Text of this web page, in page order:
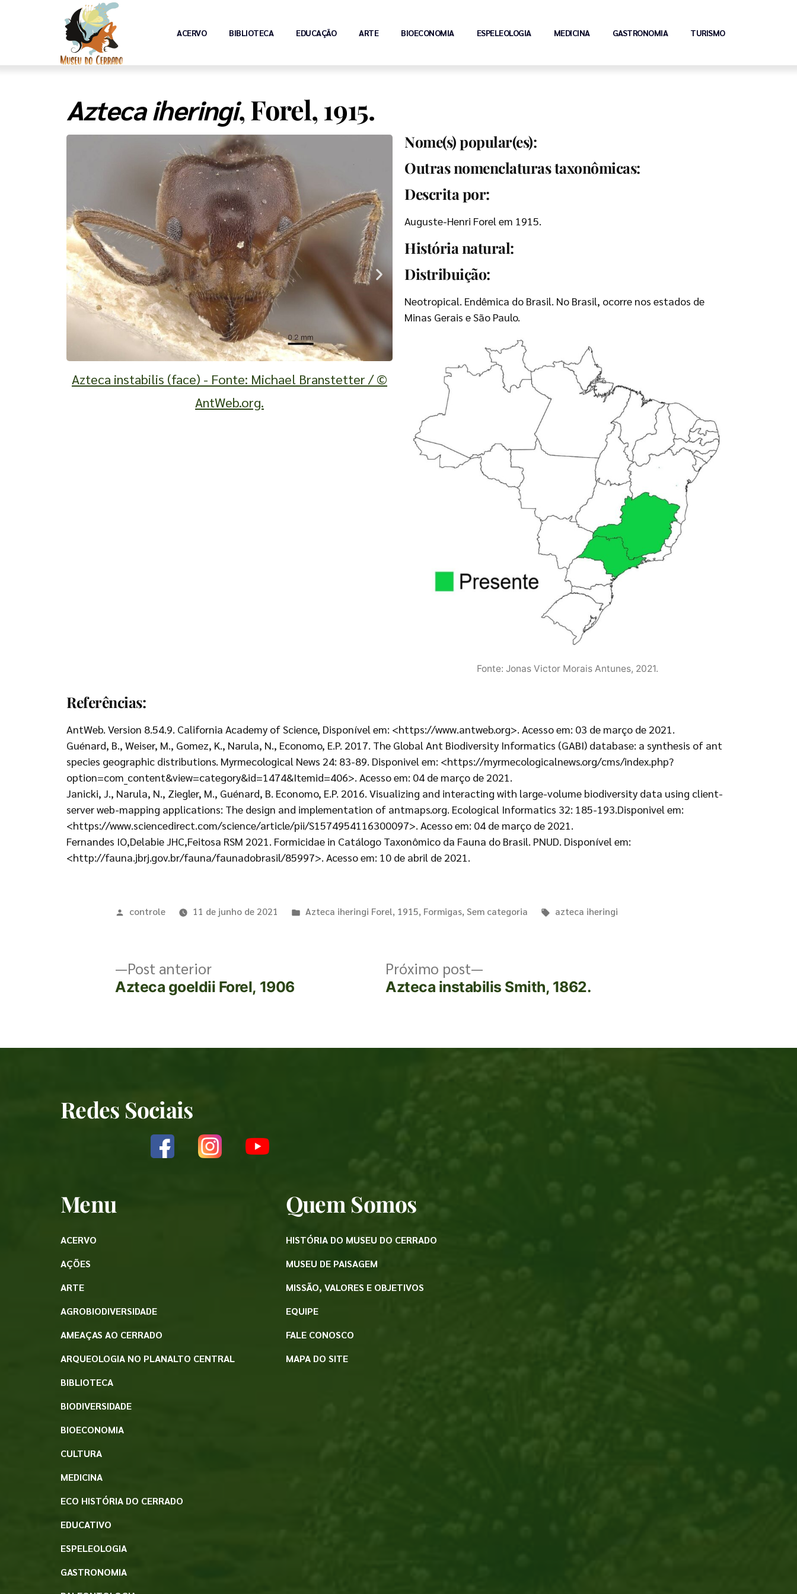
ACERVO BIBLIOTECA EDUCAÇÃO ARTE BIOECONOMIA ESPELEOLOGIA MEDICINA GASTRONOMIA TURISMO
Azteca iheringi, Forel, 1915.
Azteca instabilis (face) - Fonte: Michael Branstetter / ©
AntWeb.org.
Azteca instabilis (corpo) - Fonte: Michael Branstetter / ©
AntWeb.org.
Nome(s) popular(es):
Outras nomenclaturas taxonômicas:
Descrita por:
Auguste-Henri Forel em 1915.
História natural:
Distribuição:
Neotropical. Endêmica do Brasil. No Brasil, ocorre nos estados de
Minas Gerais e São Paulo.
Fonte: Jonas Victor Morais Antunes, 2021.
Referências:
AntWeb. Version 8.54.9. California Academy of Science, Disponível em: <https://www.antweb.org>. Acesso em: 03 de março de 2021.
Guénard, B., Weiser, M., Gomez, K., Narula, N., Economo, E.P. 2017. The Global Ant Biodiversity Informatics (GABI) database: a synthesis of ant
species geographic distributions. Myrmecological News 24: 83-89. Disponivel em: <https://myrmecologicalnews.org/cms/index.php?
option=com_content&view=category&id=1474&Itemid=406>. Acesso em: 04 de março de 2021.
Janicki, J., Narula, N., Ziegler, M., Guénard, B. Economo, E.P. 2016. Visualizing and interacting with large-volume biodiversity data using client-
server web-mapping applications: The design and implementation of antmaps.org. Ecological Informatics 32: 185-193.Disponivel em:
<https://www.sciencedirect.com/science/article/pii/S1574954116300097>. Acesso em: 04 de março de 2021.
Fernandes IO,Delabie JHC,Feitosa RSM 2021. Formicidae in Catálogo Taxonômico da Fauna do Brasil. PNUD. Disponível em:
<http://fauna.jbrj.gov.br/fauna/faunadobrasil/85997>. Acesso em: 10 de abril de 2021.
controle 11 de junho de 2021 Azteca iheringi Forel, 1915, Formigas, Sem categoria azteca iheringi
Post anterior
Azteca goeldii Forel, 1906
Próximo post
Azteca instabilis Smith, 1862.
Redes Sociais
Menu
ACERVO
AÇÕES
ARTE
AGROBIODIVERSIDADE
AMEAÇAS AO CERRADO
ARQUEOLOGIA NO PLANALTO CENTRAL
BIBLIOTECA
BIODIVERSIDADE
BIOECONOMIA
CULTURA
MEDICINA
ECO HISTÓRIA DO CERRADO
EDUCATIVO
ESPELEOLOGIA
GASTRONOMIA
Quem Somos
HISTÓRIA DO MUSEU DO CERRADO
MUSEU DE PAISAGEM
MISSÃO, VALORES E OBJETIVOS
EQUIPE
FALE CONOSCO
MAPA DO SITE